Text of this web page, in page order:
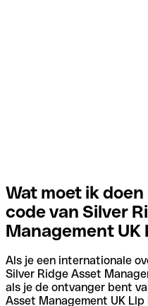
Wat moet ik doen
code van Silver
Management UK
Als je een internationale
Silver Ridge Asset
als je de ontvanger bent
Asset Management UK